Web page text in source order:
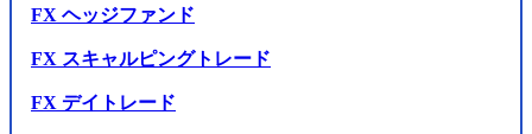
FX ヘッジファンド
FX スキャルピングトレード
FX デイトレード